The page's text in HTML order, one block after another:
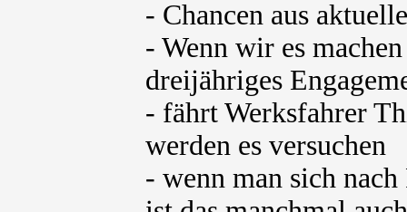
- Chancen aus
- Wenn wir es
dreijähriges
- fährt Werksfahrer
werden es versuchen
- wenn man sich